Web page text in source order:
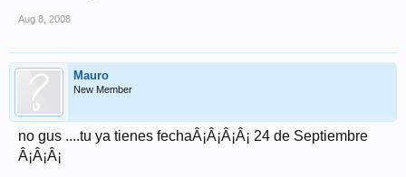
Aug 8, 2008
Mauro
New Member
no gus ....tu ya tienes fechaÂ¡Â¡Â¡Â¡ 24 de Septiembre
Â¡Â¡Â¡